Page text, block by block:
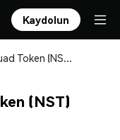
Kaydolun
Ninja Squad Token (NST) Güvenle Satın Alın ve Saklayın
(NST)